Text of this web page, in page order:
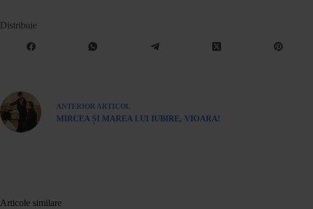
Distribuie
ANTERIOR ARTICOL
MIRCEA ȘI MAREA LUI IUBIRE, VIOARA!
Articole similare